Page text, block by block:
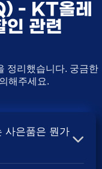
- KT올레
인 관련
정리했습니다. 궁금한
해주세요.
사은품은 뭔가